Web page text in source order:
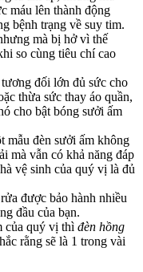
máu lên thành động
bệnh trạng về suy tim.
mà bị hở vì thế
so cùng tiêu chí cao
đối lớn đủ sức cho
thừa sức thay áo quần,
cho bật bóng sưởi ấm
mẫu đèn sưởi ấm không
mà vẫn có khả năng đáp
vệ sinh của quý vị là đủ
được bảo hành nhiều
đầu của bạn.
của quý vị thì đèn hồng
rằng sẽ là 1 trong vài